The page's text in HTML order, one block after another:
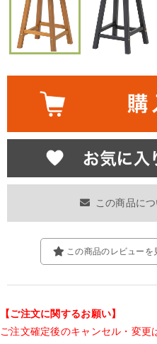
この商品に
この商品のレビューを
【ご注文に関するお願い】
ご注文確定後のキャンセル・変更